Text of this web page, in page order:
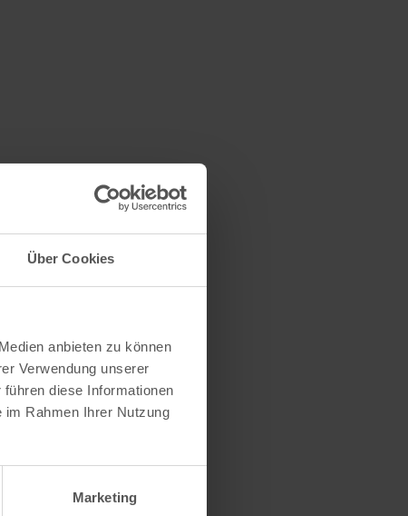
Über Cookies
anbieten zu können
Verwendung unserer
diese Informationen
im Rahmen Ihrer Nutzung
Marketing
Netto,
60 m